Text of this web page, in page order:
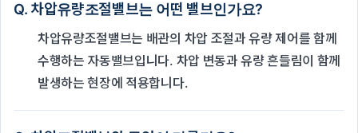
Q. 차압유량조절밸브는 어떤 밸브인가요?
차압유량조절밸브는 배관의 차압 조절과 유량 제어를 함께
수행하는 자동밸브입니다. 차압 변동과 유량 흔들림이 함께
발생하는 현장에 적용합니다.